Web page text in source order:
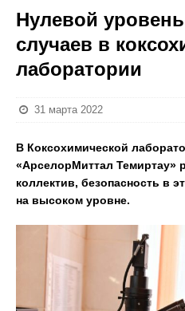
Нулевой
случаев в
лаборатории
31 марта 2022
В Коксохимической
«АрселорМиттал Темиртау»
коллектив, безопасность в
на высоком уровне.